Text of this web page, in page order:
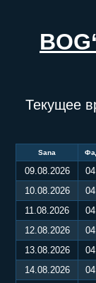
Текущее
Sana
09.08.2026
10.08.2026
11.08.2026
12.08.2026
13.08.2026
14.08.2026